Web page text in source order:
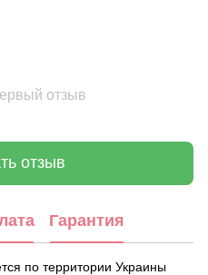
отзыв
отзыв
Гарантия
по территории Украины